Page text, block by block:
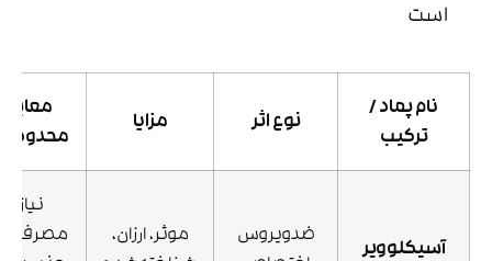
است
نام پماد /
ترکیب
نوع اثر مزایا
آسیکلوویر
ضدویروس
موثر، ارزان،
نیاز به
مصرف